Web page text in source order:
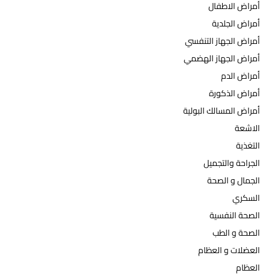
oأمراض الاطفال
أمراض الجلدية
أمراض الجهاز التنفسي
أمراض الجهاز الهضمي
أمراض الدم
أمراض الذكورة
أمراض المسالك البولية
الاشعة
التغذية
الجراحة والتجميل
الجمال و الصحة
السكري
الصحة النفسية
الصحة و الطب
العضلات و العظام
العظام